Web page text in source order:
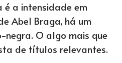
a intensidade em
Abel Braga, há um
O algo mais que
de títulos relevantes.